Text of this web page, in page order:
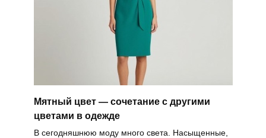
Мятный цвет — сочетание с другими
цветами в одежде
В сегодняшнюю моду много света. Насыщенные,